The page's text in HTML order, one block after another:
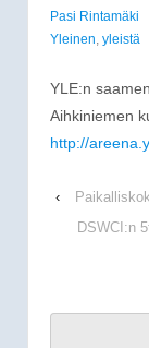
Pasi Rintamäki
Yleinen yleistä
YLE:n
Aihkiniemen
http://
‹
DSWCI:n